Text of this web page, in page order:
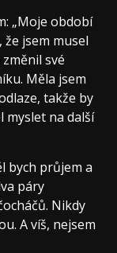
„Moje období
jsem musel
své
Měla jsem
takže by
myslet na další
bych průjem a
páry
Nikdy
A víš, nejsem